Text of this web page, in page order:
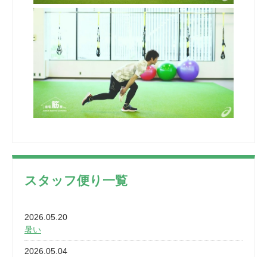
スタッフ便り一覧
2026.05.20
暑い
2026.05.04